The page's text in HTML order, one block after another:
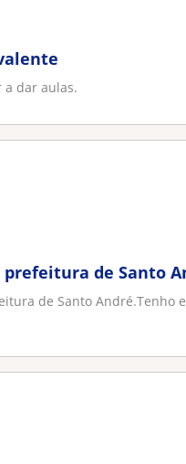
a dar aulas.
de Santo
de Santo André.Tenho